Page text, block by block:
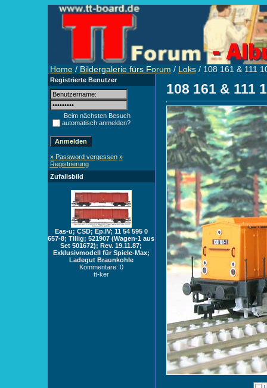
Home/ Bildergalerie fürs Forum / Loks/ 108 161 & 111
Registrierte Benutzer
Beim nächsten Besuch
automatisch anmelden?
» Password vergessen »
Registrierung
Zufallsbild
Eas-u; CSD; Ep.IV; 11 54 595 0
657-8; Tillig; 521907 (Wagen-1 aus
Set 501672); Rev. 19.11.87;
Exklusivmodell für Spiele-Max;
Ladegut Braunkohle
Kommentare: 0
tt-ker
108 161 & 111